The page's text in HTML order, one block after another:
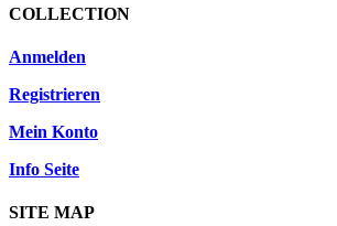
COLLECTION
Anmelden
Registrieren
Mein Konto
Info Seite
SITE MAP